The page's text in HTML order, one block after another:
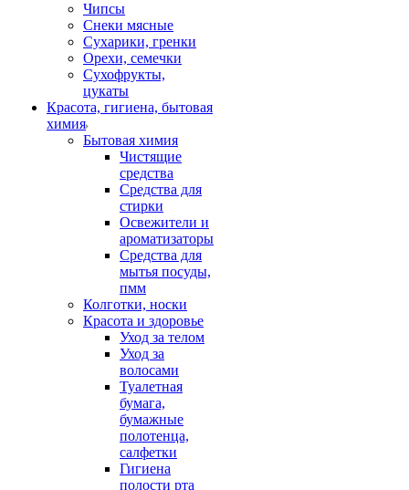
Чипсы
Снеки мясные
Сухарики, гренки
Орехи, семечки
Сухофрукты,
цукаты
Красота, гигиена, бытовая
химия
Бытовая химия
Чистящие
средства
Средства для
стирки
Освежители и
ароматизаторы
Средства для
мытья посуды,
пмм
Колготки, носки
Красота и здоровье
Уход за телом
Уход за
волосами
Туалетная
бумага,
бумажные
полотенца,
салфетки
Гигиена
полости рта